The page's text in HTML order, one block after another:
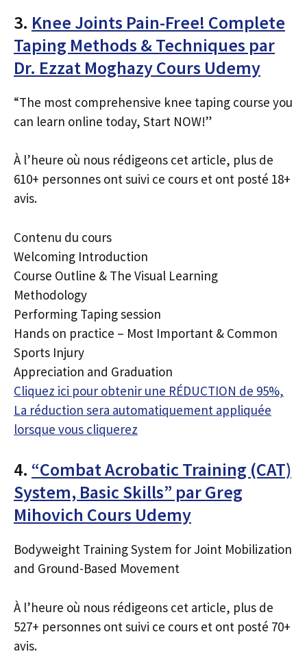
3. Knee Joints Pain-Free! Complete
Taping Methods & Techniques par
Dr. Ezzat Moghazy Cours Udemy
“The most comprehensive knee taping course you
can learn online today, Start NOW!”
À l’heure où nous rédigeons cet article, plus de
610+ personnes ont suivi ce cours et ont posté 18+
avis.
Contenu du cours
Welcoming Introduction
Course Outline & The Visual Learning
Methodology
Performing Taping session
Hands on practice – Most Important & Common
Sports Injury
Appreciation and Graduation
Cliquez ici pour obtenir une RÉDUCTION de 95%,
La réduction sera automatiquement appliquée
lorsque vous cliquerez
4. “Combat Acrobatic Training (CAT)
System, Basic Skills” par Greg
Mihovich Cours Udemy
Bodyweight Training System for Joint Mobilization
and Ground-Based Movement
À l’heure où nous rédigeons cet article, plus de
527+ personnes ont suivi ce cours et ont posté 70+
avis.